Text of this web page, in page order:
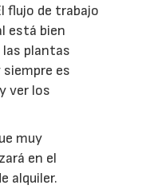
flujo de trabajo
está bien
las plantas
es
ver los
muy
en el
alquiler.